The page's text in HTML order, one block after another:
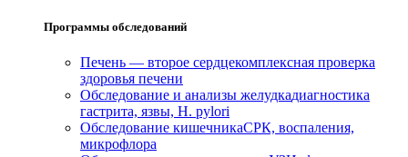
Программы обследований
Печень — второе сердцекомплексная проверка
здоровья печени
Обследование и анализы желудкадиагностика
гастрита, язвы, H. pylori
Обследование кишечникаСРК, воспаления,
микрофлора